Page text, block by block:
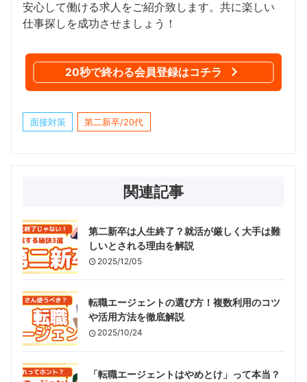
安心して働ける求人をご紹介致します。共に楽しい
仕事探しを成功させましょう！
20秒で終わる会員登録はコチラ
面接対策 第二新卒/20代
関連記事
第二新卒は人生終了？就活が厳しく大手は難
しいとされる理由を解説
2025/12/05
転職エージェントの選び方！複数利用のコツ
や活用方法を徹底解説
2025/10/24
「転職エージェントはやめとけ」って本当？